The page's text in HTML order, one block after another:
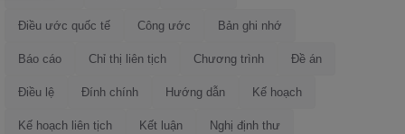
Điều ước quốc tế Công ước Bản ghi nhớ
Báo cáo Chỉ thị liên tịch Chương trình Đề án
Điều lệ Đính chính Hướng dẫn Kế hoạch
Kế hoạch liên tịch Kết luận Nghị định thư